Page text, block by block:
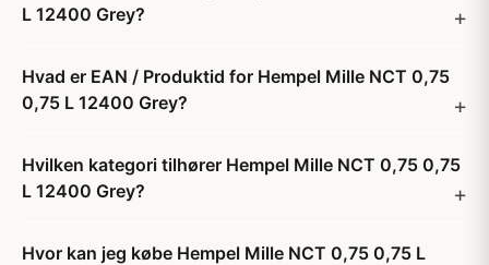
L 12400 Grey?
Hvad er EAN / Produktid for Hempel Mille NCT 0,75
0,75 L 12400 Grey?
Hvilken kategori tilhører Hempel Mille NCT 0,75 0,75
L 12400 Grey?
Hvor kan jeg købe Hempel Mille NCT 0,75 0,75 L